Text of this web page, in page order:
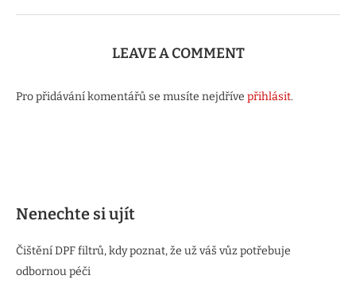
LEAVE A COMMENT
Pro přidávání komentářů se musíte nejdříve přihlásit.
Nenechte si ujít
Čištění DPF filtrů, kdy poznat, že už váš vůz potřebuje
odbornou péči